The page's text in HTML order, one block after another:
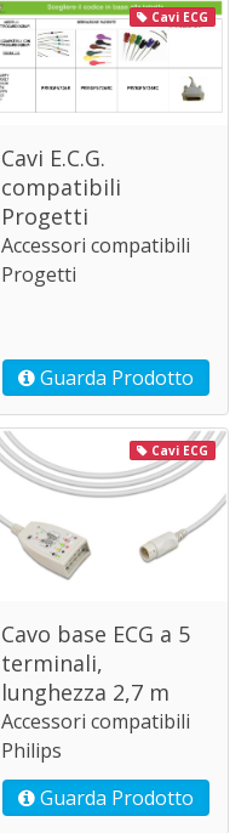
Cavi ECG
Cavi E.C.G.
compatibili
Progetti
Accessori compatibili
Progetti
Guarda Prodotto
Cavi ECG
Cavo base ECG a 5
terminali,
lunghezza 2,7 m
Accessori compatibili
Philips
Guarda Prodotto